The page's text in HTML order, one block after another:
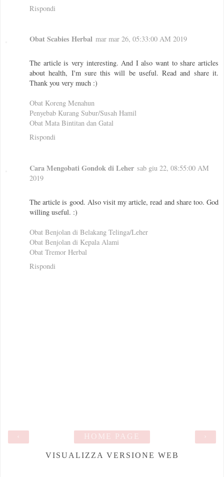
Rispondi
Obat Scabies Herbal mar mar 26, 05:33:00 AM 2019
The article is very interesting. And I also want to share articles
about health, I'm sure this will be useful. Read and share it.
Thank you very much :)
Obat Koreng Menahun
Penyebab Kurang Subur/Susah Hamil
Obat Mata Bintitan dan Gatal
Rispondi
Cara Mengobati Gondok di Leher sab giu 22, 08:55:00 AM
2019
The article is good. Also visit my article, read and share too. God
willing useful. :)
Obat Benjolan di Belakang Telinga/Leher
Obat Benjolan di Kepala Alami
Obat Tremor Herbal
Rispondi
›
HOME PAGE
VISUALIZZA VERSIONE WEB